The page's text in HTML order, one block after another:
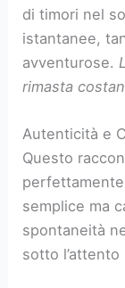
di timori nel
istantanee,
avventurose.
rimasta
Autenticità e
Questo
perfettamente
semplice ma
spontaneità
sotto